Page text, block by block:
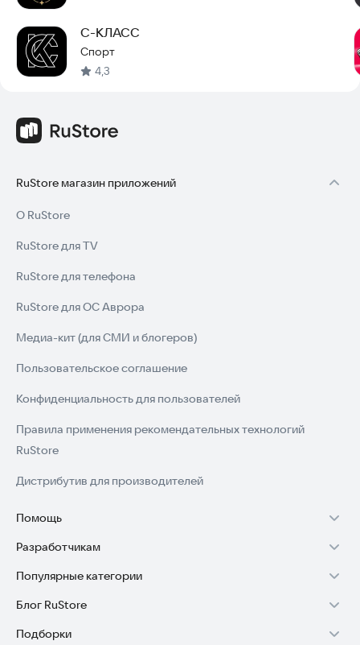
С-КЛАСС
Спорт
4,3
RuStore магазин приложений
О RuStore
RuStore для TV
RuStore для телефона
RuStore для ОС Аврора
Медиа-кит (для СМИ и блогеров)
Пользовательское соглашение
Конфиденциальность для пользователей
Правила применения рекомендательных технологий
RuStore
Дистрибутив для производителей
Помощь
Установка RuStore на TV
Установка RuStore на телефон
Установка RuStore в машину
Помощь пользователям RuStore
Разработчикам
Зарабатывать с RuStore
Стать разработчиком
Доступ к RuStore Консоль
Популярные категории
Игры для Android
Приложения банков
Блог RuStore
Обзоры игр для Android 2025
Подборки